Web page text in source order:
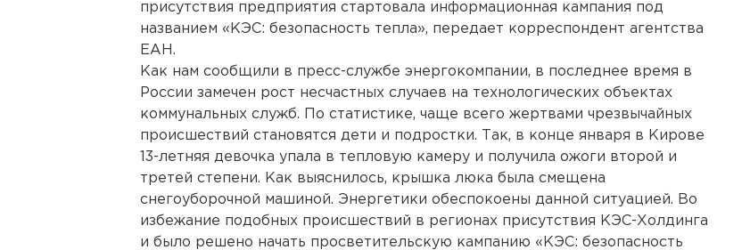
присутствия предприятия стартовала информационная кампания под
названием «КЭС: безопасность тепла», передает корреспондент агентства
ЕАН.
Как нам сообщили в пресс-службе энергокомпании, в последнее время в
России замечен рост несчастных случаев на технологических объектах
коммунальных служб. По статистике, чаще всего жертвами чрезвычайных
происшествий становятся дети и подростки. Так, в конце января в Кирове
13-летняя девочка упала в тепловую камеру и получила ожоги второй и
третей степени. Как выяснилось, крышка люка была смещена
снегоуборочной машиной. Энергетики обеспокоены данной ситуацией. Во
избежание подобных происшествий в регионах присутствия КЭС-Холдинга
и было решено начать просветительскую кампанию «КЭС: безопасность